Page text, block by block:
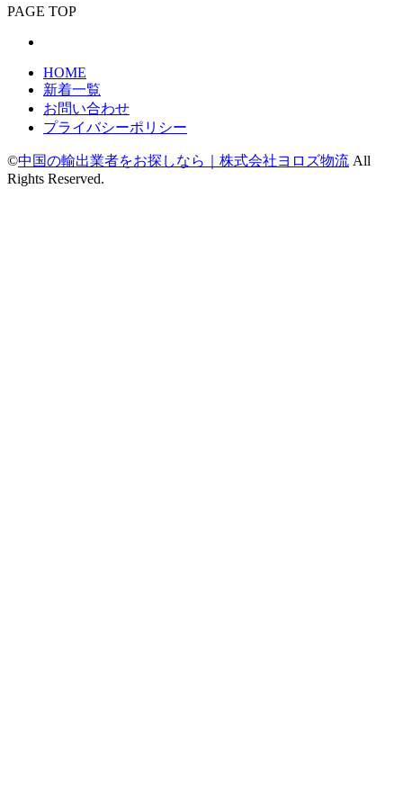
PAGE TOP
HOME
新着一覧
お問い合わせ
プライバシーポリシー
©中国の輸出業者をお探しなら｜株式会社ヨロズ物流 All
Rights Reserved.